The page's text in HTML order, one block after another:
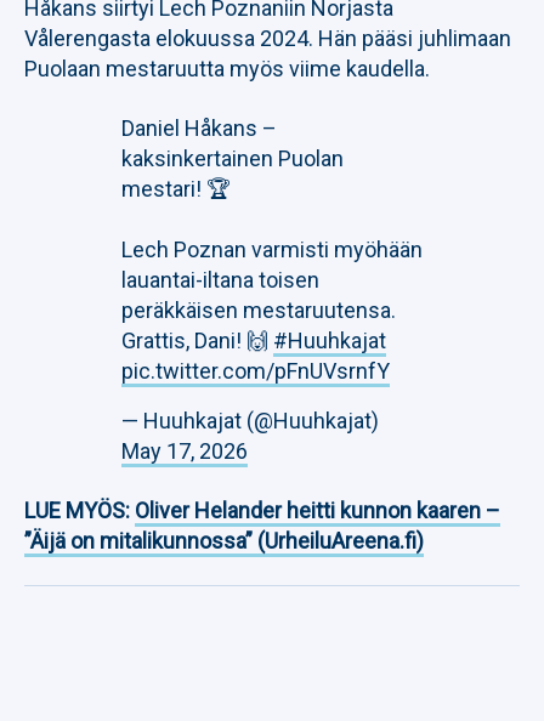
Håkans siirtyi Lech Poznaniin Norjasta
Vålerengasta elokuussa 2024. Hän pääsi juhlimaan
Puolaan mestaruutta myös viime kaudella.
Daniel Håkans –
kaksinkertainen Puolan
mestari! 🏆
Lech Poznan varmisti myöhään
lauantai-iltana toisen
peräkkäisen mestaruutensa.
Grattis, Dani! 🙌 #Huuhkajat
pic.twitter.com/pFnUVsrnfY
— Huuhkajat (@Huuhkajat)
May 17, 2026
LUE MYÖS: Oliver Helander heitti kunnon kaaren –
”Äijä on mitalikunnossa” (UrheiluAreena.fi)